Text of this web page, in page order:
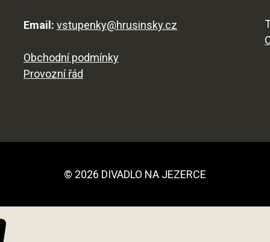
Email: vstupenky@hrusinsky.cz
Obchodní podmínky
Provozní řád
© 2026 DIVADLO NA JEZERCE